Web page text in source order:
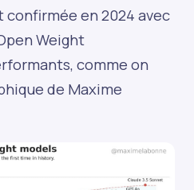
confirmée en 2024 avec
Weight
comme on
de Maxime